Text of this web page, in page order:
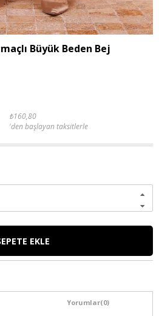
Büyük Beden Bej
₺160,80
'den başlayan taksitlerle
Yorumlar(0)